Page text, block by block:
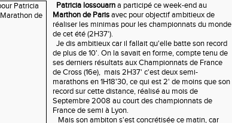
Patricia lossouarna participé ce week-end au
Marthon de Parisavec pour objectif ambitieux de
réaliser les minimas pour les championnats du monde
de cet été (2H37').
Je dis ambitieux car il fallait qu'elle batte son record
de plus de 10'. On la savait en forme, compte tenu de
ses derniers résultats aux Championnats de France
de Cross (16e), mais 2H37' c'est deux semi-
marathons en 1H18'30, ce qui est 2' de moins que son
record sur cette distance, réalisé au mois de
Septembre 2008 au court des championnats de
France de semi à Lyon.
Mais son ambiton s'est concrétisée ce matin, car